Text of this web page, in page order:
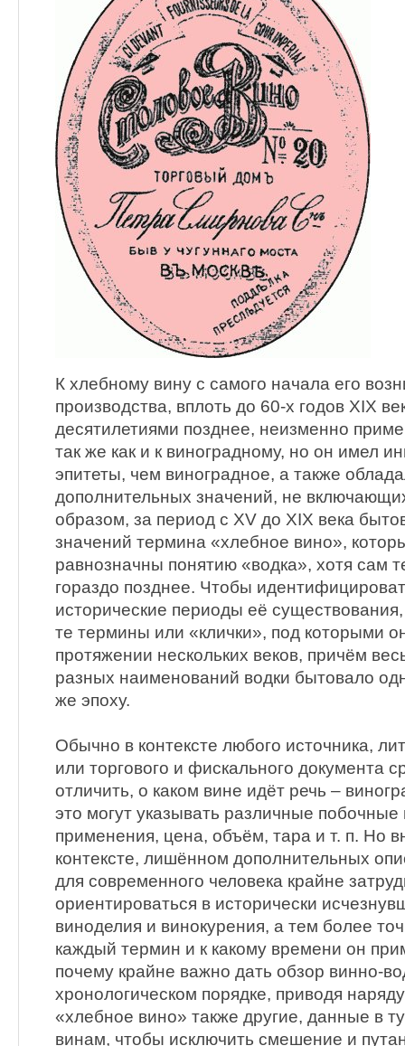
К хлебному вину с самого начала его
производства, вплоть до 60-х годов XIX
десятилетиями позднее, неизменно
так же как и к виноградному, но он имел
эпитеты, чем виноградное, а также
дополнительных значений, не
образом, за период с XV до XIX века
значений термина «хлебное вино»,
равнозначны понятию «водка», хотя сам
гораздо позднее. Чтобы
исторические периоды её
те термины или «клички», под которыми
протяжении нескольких веков, причём
разных наименований водки бытовало
же эпоху.
Обычно в контексте любого источника,
или торгового и фискального документа
отличить, о каком вине идёт речь –
это могут указывать различные побочные
применения, цена, объём, тара и т. п. Но
контексте, лишённом дополнительных
для современного человека крайне
ориентироваться в исторически
виноделия и винокурения, а тем более
каждый термин и к какому времени он
почему крайне важно дать обзор винно-
хронологическом порядке, приводя
«хлебное вино» также другие, данные в
винам, чтобы исключить смешение и